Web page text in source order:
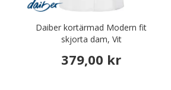
Daiber kortärmad Modern fit
skjorta dam, Vit
379,00 kr